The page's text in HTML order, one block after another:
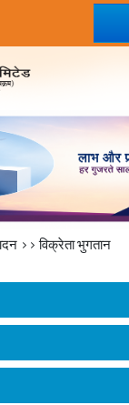
>>विक्रेता भुगतान